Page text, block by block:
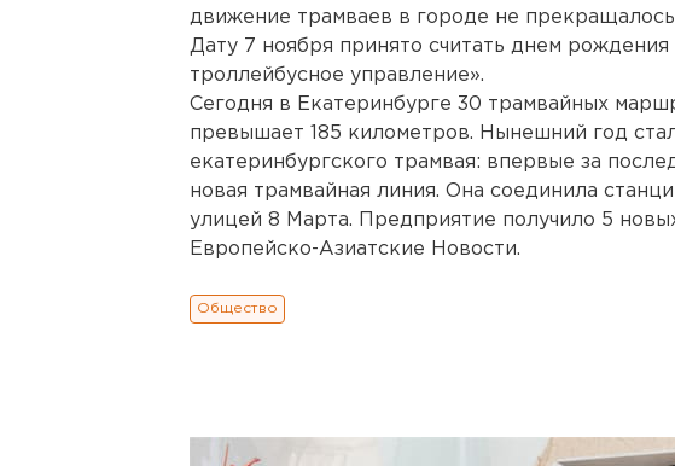
движение трамваев в городе не
Дату 7 ноября принято считать днем
троллейбусное управление».
Сегодня в Екатеринбурге 30 трамвайных
превышает 185 километров. Нынешний год
екатеринбургского трамвая: впервые за
новая трамвайная линия. Она соединила
улицей 8 Марта. Предприятие получило 5
Европейско-Азиатские Новости.
Общество